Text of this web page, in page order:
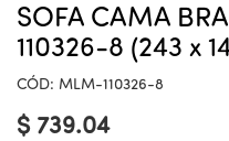
SOFA CAMA
110326-8 (243 x
CÓD: MLM-110326-8
$ 739.04